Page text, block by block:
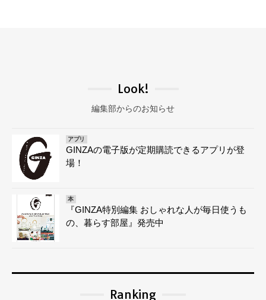
Look!
編集部からのお知らせ
アプリ
GINZAの電子版が定期購読できるアプリが登
場！
本
『GINZA特別編集 おしゃれな人が毎日使うも
の、暮らす部屋』発売中
Ranking